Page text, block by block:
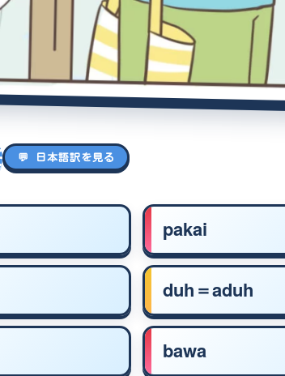
💬 日本語訳を見る
pakai
duh＝aduh
bawa